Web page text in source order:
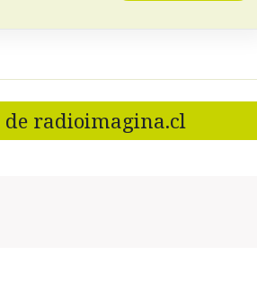
de radioimagina.cl